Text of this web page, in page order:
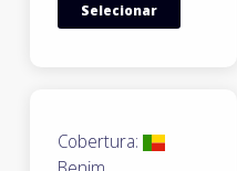
Selecionar
Cobertura: